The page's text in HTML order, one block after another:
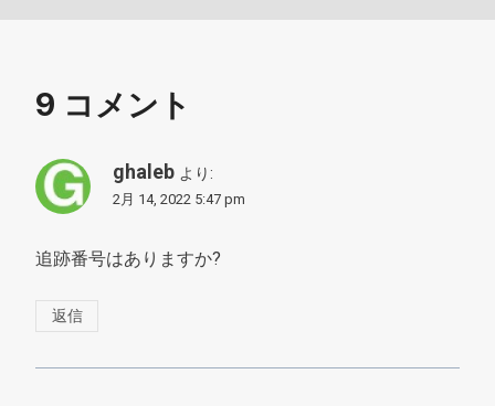
9 コメント
ghaleb より:
2月 14, 2022 5:47 pm
追跡番号はありますか?
返信